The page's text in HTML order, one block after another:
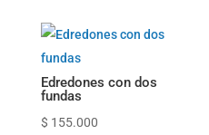
Edredones con dos
fundas
$ 155.000